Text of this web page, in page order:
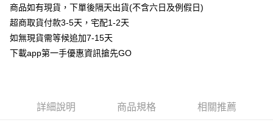
台灣樂天信用卡公司
【關於「AFTEE先享後付」】
AFTEE先享後付是「在收到商品之後才付款」的支付方式。 讓您購物簡單
便利好安心！
【「AFTEE先享後付」結帳流程】
ATM付款
每筆NT$100，滿NT$800(含以上)免運費
商品如有現貨，下單後隔天出貨(不含六日及例假日)
超商取貨付款3-5天，宅配1-2天
如無現貨需等候追加7-15天
下載app第一手優惠資訊搶先GO
詳細說明 商品規格 相關推薦